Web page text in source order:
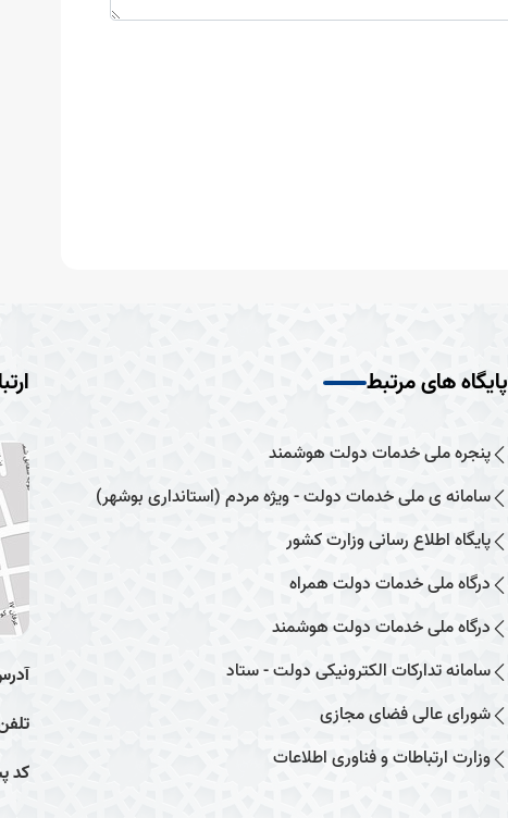
پایگاه های مرتبط
پنجره ملی خدمات دولت هوشمند
سامانه ی ملی خدمات دولت - ویژه مردم (استانداری بوشهر)
پایگاه اطلاع رسانی وزارت کشور
درگاه ملی خدمات دولت همراه
درگاه ملی خدمات دولت هوشمند
سامانه تدارکات الکترونیکی دولت - ستاد
شورای عالی فضای مجازی
وزارت ارتباطات و فناوری اطلاعات
کد